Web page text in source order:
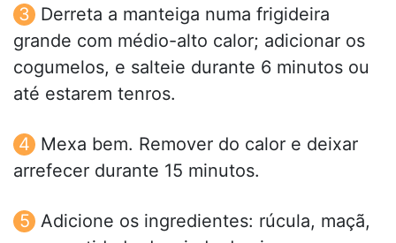
Derreta a manteiga numa frigideira
grande com médio-alto calor; adicionar os
cogumelos, e salteie durante 6 minutos ou
até estarem tenros.
Mexa bem. Remover do calor e deixar
arrefecer durante 15 minutos.
Adicione os ingredientes: rúcula, maçã,